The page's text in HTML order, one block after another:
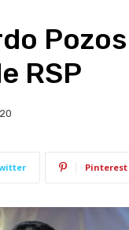
RSP
Pinterest